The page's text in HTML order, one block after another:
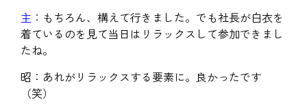
主 ：もちろん、構えて行きました。でも社長が白衣を
着ているのを見て当日はリラックスして参加できまし
たね。
昭：あれがリラックスする要素に。良かったです
（笑）